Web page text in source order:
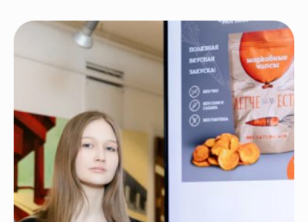
Мы регулярнопроводим
выставкиработ наших
учеников
У нас преподаюттолько
профессиональные
преподаватели с высшим
образованием и большим